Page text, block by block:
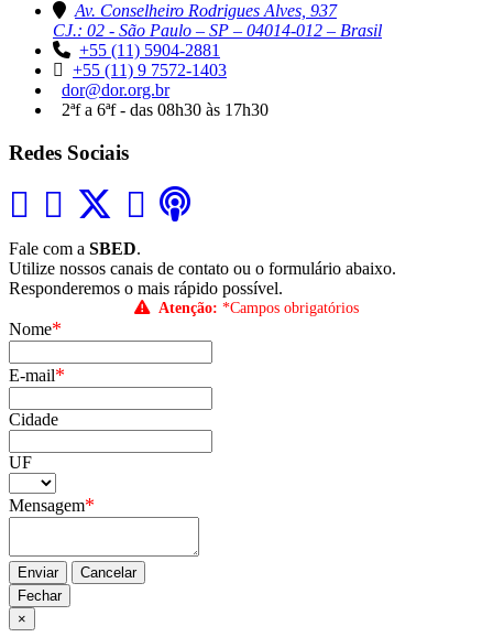
Av. Conselheiro Rodrigues Alves, 937
CJ.: 02 - São Paulo – SP – 04014-012 – Brasil
+55 (11) 5904-2881
+55 (11) 9 7572-1403
dor@dor.org.br
2ªf a 6ªf - das 08h30 às 17h30
Redes Sociais
Fale com a SBED.
Utilize nossos canais de contato ou o formulário abaixo.
Responderemos o mais rápido possível.
Atenção: *Campos obrigatórios
Nome*
E-mail*
Cidade
UF
Mensagem*
Enviar
Cancelar
Fechar
×